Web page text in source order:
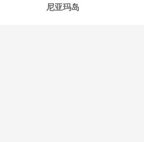
尼亚玛岛